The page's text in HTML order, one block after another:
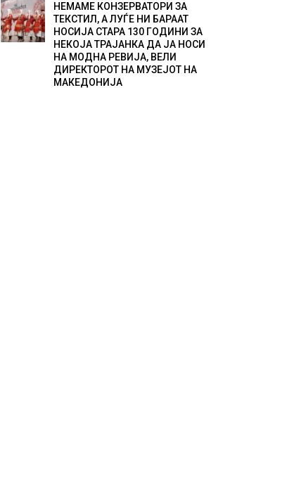
НЕМАМЕ КОНЗЕРВАТОРИ ЗА
ТЕКСТИЛ, А ЛУЃЕ НИ БАРААТ
НОСИЈА СТАРА 130 ГОДИНИ ЗА
НЕКОЈА ТРАЈАНКА ДА ЈА НОСИ
НА МОДНА РЕВИЈА, ВЕЛИ
ДИРЕКТОРОТ НА МУЗЕЈОТ НА
МАКЕДОНИЈА